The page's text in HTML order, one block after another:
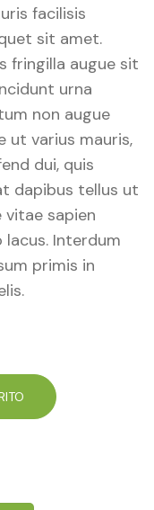
facilisis
sit amet.
fringilla augue sit
urna
non augue
ut varius mauris,
dui, quis
dapibus tellus ut
vitae sapien
lacus. Interdum
primis in